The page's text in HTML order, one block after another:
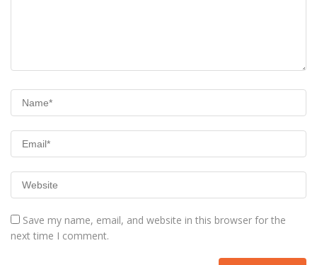
Save my name, email, and website in this browser for the
next time I comment.